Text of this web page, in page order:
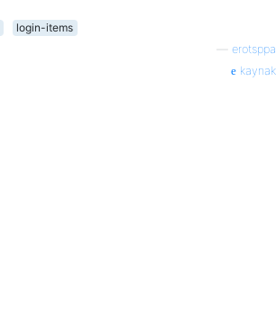
login-items
erotsppa
kaynak